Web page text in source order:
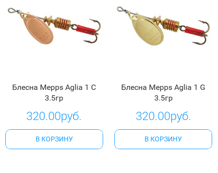
Блесна Mepps Aglia 1 C
3.5гр
320.00руб.
В КОРЗИНУ
Блесна Mepps Aglia 1 G
3.5гр
320.00руб.
В КОРЗИНУ